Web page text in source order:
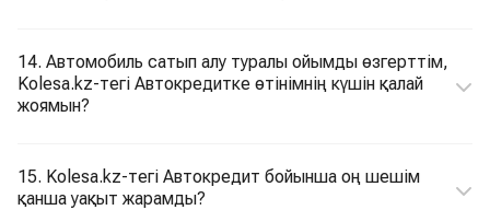
14. Автомобиль сатып алу туралы ойымды өзгерттім,
Kolesa.kz-тегі Автокредитке өтінімнің күшін қалай
жоямын?
15. Kolesa.kz-тегі Автокредит бойынша оң шешім
қанша уақыт жарамды?